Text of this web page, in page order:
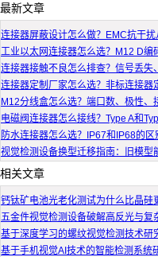
最新文章
连接器屏蔽设计怎么做？EMC抗干
工业以太网连接器怎么选？M12 D编
连接器接触不良怎么排查？信号丢失
连接器定制厂家怎么选？非标连接器
M12分线盒怎么选？端口数、极性、
电磁阀连接器怎么接线？Type A和
防水连接器怎么选？IP67和IP68的区
视觉检测设备换型迁移指南：旧模型
相关文章
钙钛矿电池光老化测试为什么比晶硅
五金件视觉检测设备破解高反光与复
基于深度学习的螺纹视觉检测技术研
基于手机视觉AI技术的智能检测系统